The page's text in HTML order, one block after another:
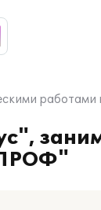
ПРОФ"